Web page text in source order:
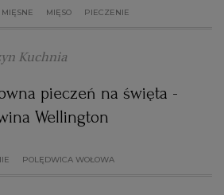
WAŁBRZYCH
WARSZAWA
MIĘSO PIECZENIE
Kuchnia
pieczeń na święta -
Wellington
POLĘDWICA WOŁOWA